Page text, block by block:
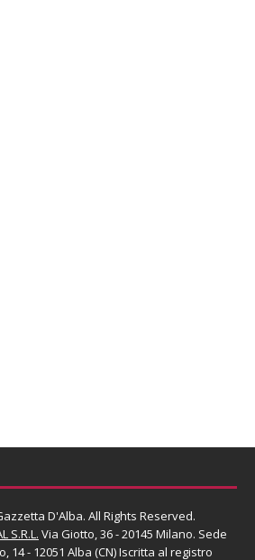
D'Alba. All Rights Reserved.
S.R.L. Via Giotto, 36 - 20145 Milano. Sede
14 - 12051 Alba (CN) Iscritta al registro